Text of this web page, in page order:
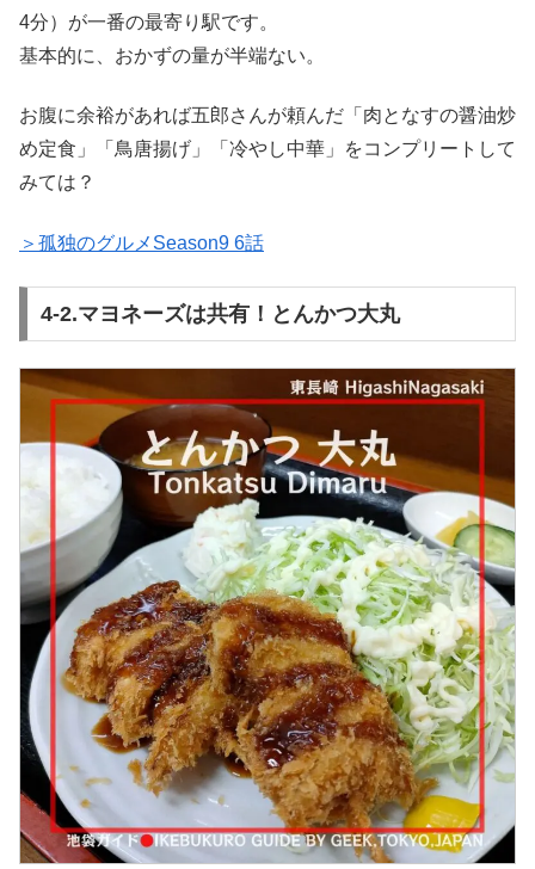
4分）が一番の最寄り駅です。
基本的に、おかずの量が半端ない。
お腹に余裕があれば五郎さんが頼んだ「肉となすの醤油炒
め定食」「鳥唐揚げ」「冷やし中華」をコンプリートして
みては？
＞孤独のグルメSeason9 6話
4-2.マヨネーズは共有！とんかつ大丸